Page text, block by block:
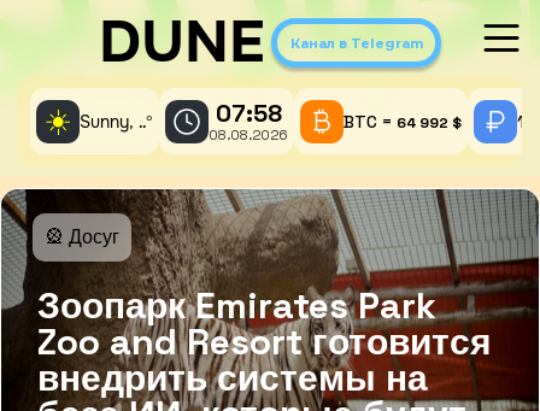
DUNE Канал в Telegram
☀️ Sunny, ..° 07:58
08.08.2026
BTC = 64 992 $ 1
Зоопарк Emirates Park
Zoo and Resort готовится
внедрить системы на
🎡 Досуг